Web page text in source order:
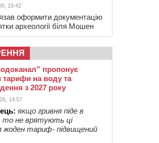
19:42
оформити документацію
археології біля Мошен
пропонує
тарифи на воду та
з 2027 року
14:57
якщо гривня піде в
то не врятують ці
жоден тариф- підвищений